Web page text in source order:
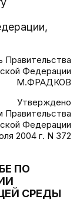
Правительства
Федерации
М.ФРАДКОВ
Утверждено
Правительства
Федерации
2004 г. N 372
ПО
СРЕДЫ